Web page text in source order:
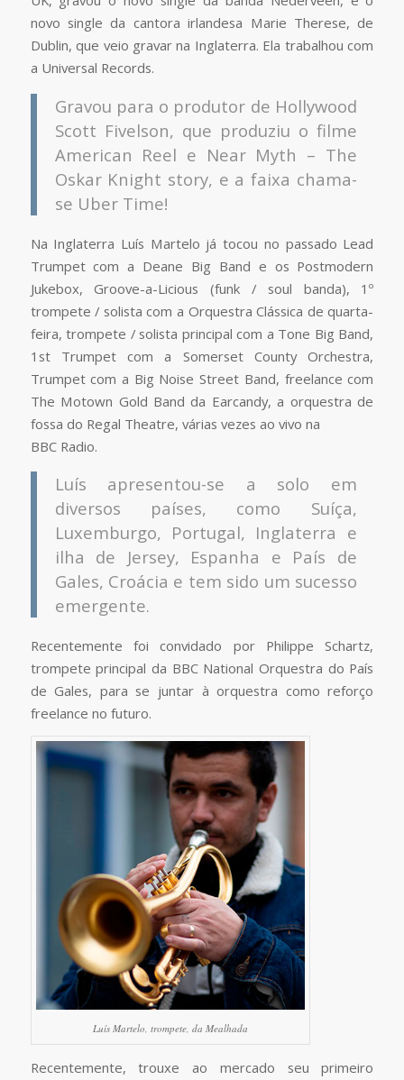
novo single da cantora irlandesa Marie Therese, de
Dublin, que veio gravar na Inglaterra. Ela trabalhou com
a Universal Records.
Gravou para o produtor de Hollywood
Scott Fivelson, que produziu o filme
American Reel e Near Myth – The
Oskar Knight story, e a faixa chama-
se Uber Time!
Na Inglaterra Luís Martelo já tocou no passado Lead
Trumpet com a Deane Big Band e os Postmodern
Jukebox, Groove-a-Licious (funk / soul banda), 1º
trompete / solista com a Orquestra Clássica de quarta-
feira, trompete / solista principal com a Tone Big Band,
1st Trumpet com a Somerset County Orchestra,
Trumpet com a Big Noise Street Band, freelance com
The Motown Gold Band da Earcandy, a orquestra de
fossa do Regal Theatre, várias vezes ao vivo na
BBC Radio.
Luís apresentou-se a solo em
diversos países, como Suíça,
Luxemburgo, Portugal, Inglaterra e
ilha de Jersey, Espanha e País de
Gales, Croácia e tem sido um sucesso
emergente.
Recentemente foi convidado por Philippe Schartz,
trompete principal da BBC National Orquestra do País
de Gales, para se juntar à orquestra como reforço
freelance no futuro.
Luís Martelo, trompete, da Mealhada
Recentemente, trouxe ao mercado seu primeiro